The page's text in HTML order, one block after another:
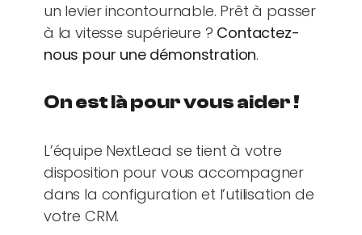
un levier incontournable. Prêt à passer
à la vitesse supérieure ? Contactez-
nous pour une démonstration.
On est là pour vous aider !
L’équipe NextLead se tient à votre
disposition pour vous accompagner
dans la configuration et l’utilisation de
votre CRM.